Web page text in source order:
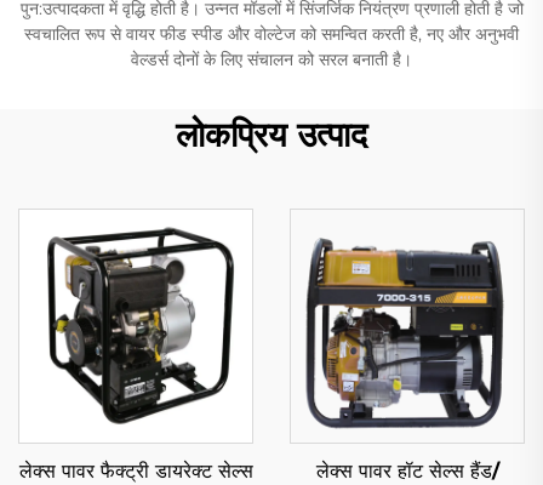
पुन:उत्पादकता में वृद्धि होती है। उन्नत मॉडलों में सिंजर्जिक नियंत्रण प्रणाली होती है जो
स्वचालित रूप से वायर फीड स्पीड और वोल्टेज को समन्वित करती है, नए और अनुभवी
वेल्डर्स दोनों के लिए संचालन को सरल बनाती है।
लोकप्रिय उत्पाद
लेक्स पावर फैक्ट्री डायरेक्ट सेल्स
लेक्स पावर हॉट सेल्स हैंड/